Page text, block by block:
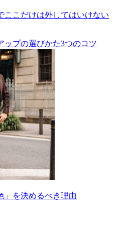
ここだけは外してはいけない
ップの選びかた3つのコツ
」を決めるべき理由